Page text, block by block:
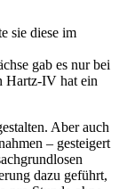
sie diese im
gab es nur bei
Hartz-IV hat ein
Aber auch
– gesteigert
dazu geführt,